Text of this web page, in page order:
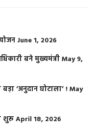
June 1, 2026
बने मुख्यमंत्रीMay 9,
‘अनुदान घोटाला’ !May
शुरूApril 18, 2026